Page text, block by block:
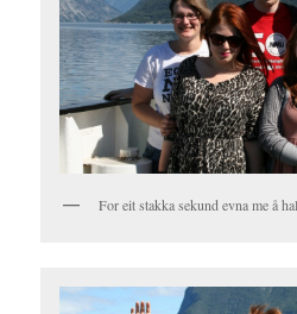
For eit stakka sekund evna me å